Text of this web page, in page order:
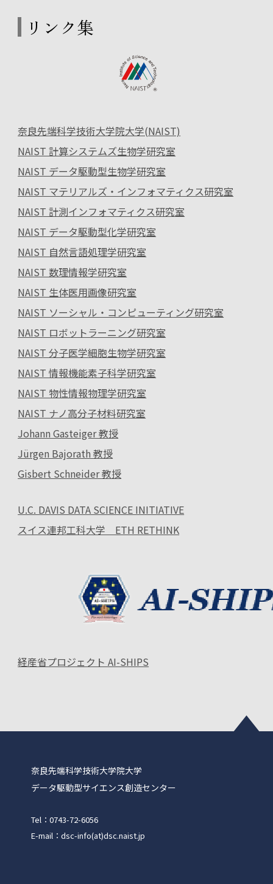
リンク集
奈良先端科学技術大学院大学(NAIST)
NAIST 計算システムズ生物学研究室
NAIST データ駆動型生物学研究室
NAIST マテリアルズ・インフォマティクス研究室
NAIST 計測インフォマティクス研究室
NAIST データ駆動型化学研究室
NAIST 自然言語処理学研究室
NAIST 数理情報学研究室
NAIST 生体医用画像研究室
NAIST ソーシャル・コンピューティング研究室
NAIST ロボットラーニング研究室
NAIST 分子医学細胞生物学研究室
NAIST 情報機能素子科学研究室
NAIST 物性情報物理学研究室
NAIST ナノ高分子材料研究室
Johann Gasteiger 教授
Jürgen Bajorath 教授
Gisbert Schneider 教授
U.C. DAVIS DATA SCIENCE INITIATIVE
スイス連邦工科大学 ETH RETHINK
経産省プロジェクト AI-SHIPS
奈良先端科学技術大学院大学
データ駆動型サイエンス創造センター
Tel：0743-72-6056
E-mail：dsc-info(at)dsc.naist.jp